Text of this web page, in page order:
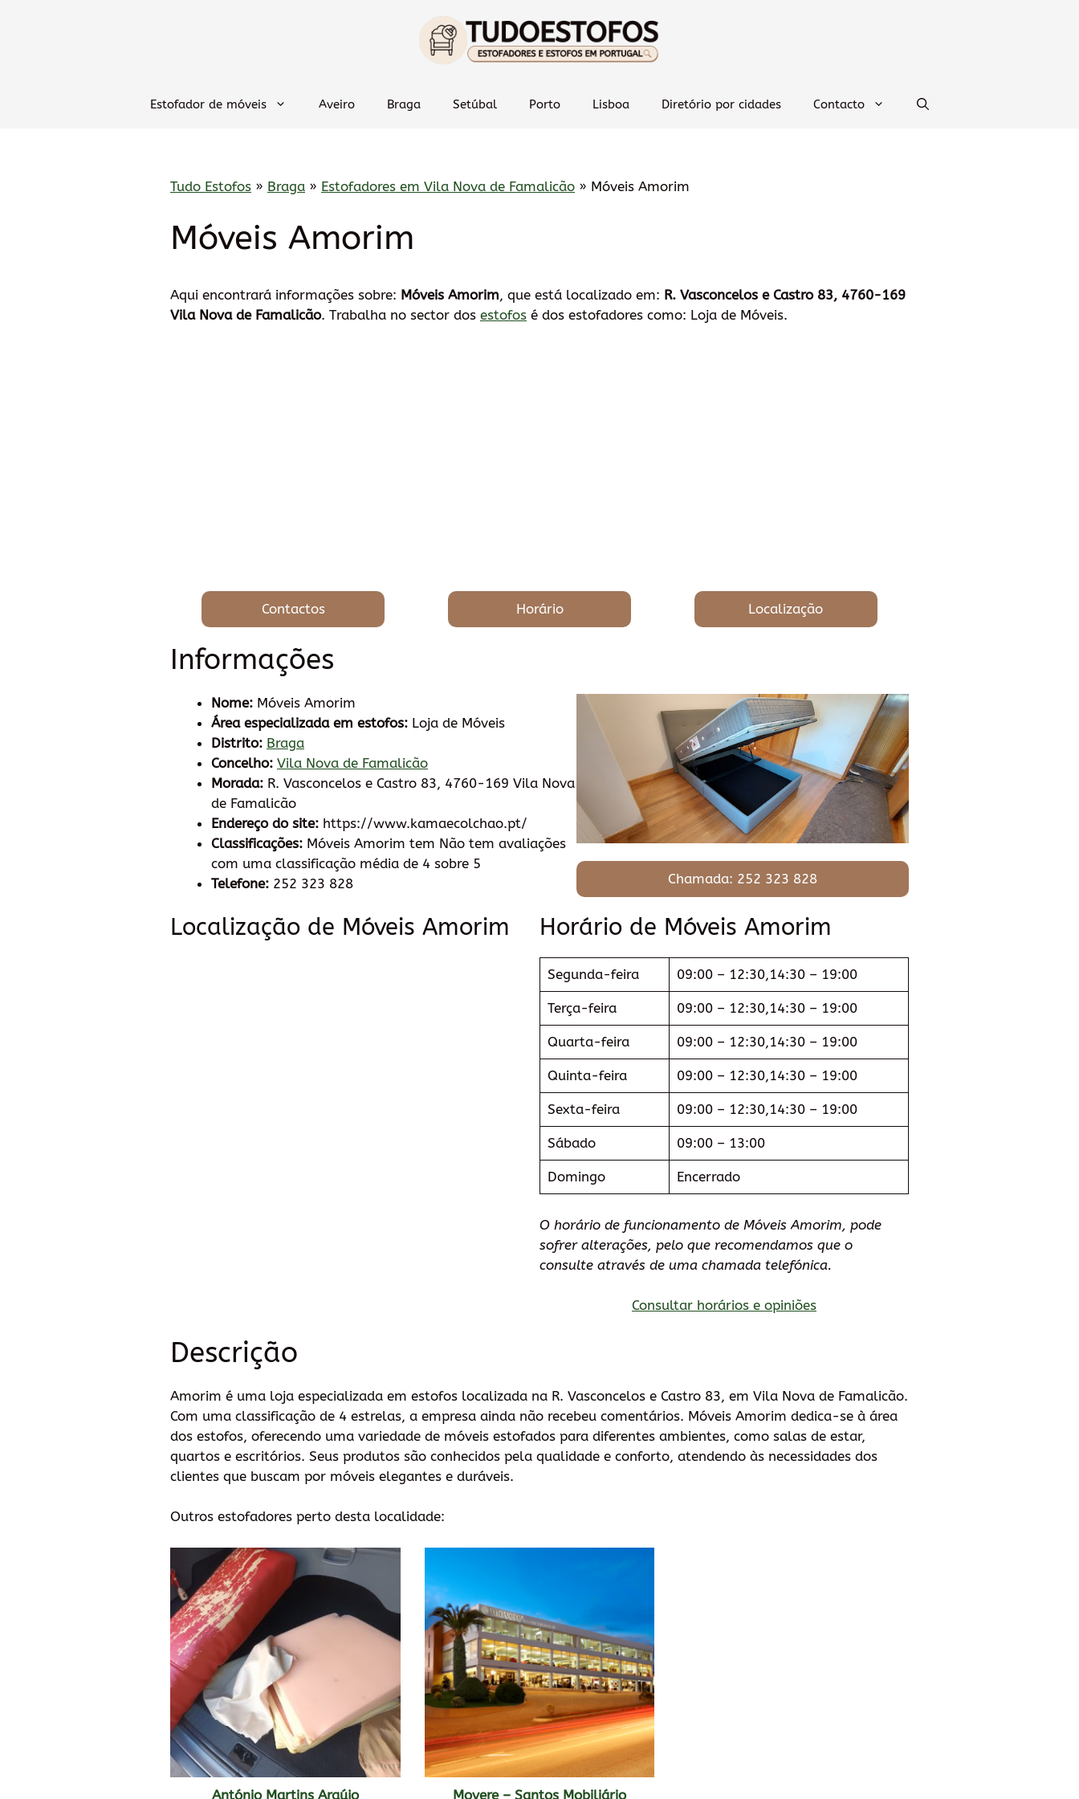
Estofador de móveis Aveiro Braga Setúbal Porto Lisboa Diretório por cidades Contacto
Tudo Estofos » Braga » Estofadores em Vila Nova de Famalicão » Móveis Amorim
Móveis Amorim
Aqui encontrará informações sobre: Móveis Amorim, que está localizado em: R. Vasconcelos e Castro 83, 4760-169
Vila Nova de Famalicão. Trabalha no sector dos estofos é dos estofadores como: Loja de Móveis.
Contactos Horário Localização
Informações
Nome: Móveis Amorim
Área especializada em estofos: Loja de Móveis
Distrito: Braga
Concelho: Vila Nova de Famalicão
Morada: R. Vasconcelos e Castro 83, 4760-169 Vila Nova
de Famalicão
Endereço do site: https://www.kamaecolchao.pt/
Classificações: Móveis Amorim tem Não tem avaliações
com uma classificação média de 4 sobre 5
Telefone: 252 323 828 Chamada: 252 323 828
Localização de Móveis Amorim Horário de Móveis Amorim
Segunda-feira 09:00 – 12:30,14:30 – 19:00
Terça-feira 09:00 – 12:30,14:30 – 19:00
Quarta-feira 09:00 – 12:30,14:30 – 19:00
Quinta-feira 09:00 – 12:30,14:30 – 19:00
Sexta-feira 09:00 – 12:30,14:30 – 19:00
Sábado 09:00 – 13:00
Domingo Encerrado
O horário de funcionamento de Móveis Amorim, pode
sofrer alterações, pelo que recomendamos que o
consulte através de uma chamada telefónica.
Consultar horários e opiniões
Descrição
Amorim é uma loja especializada em estofos localizada na R. Vasconcelos e Castro 83, em Vila Nova de Famalicão.
Com uma classificação de 4 estrelas, a empresa ainda não recebeu comentários. Móveis Amorim dedica-se à área
dos estofos, oferecendo uma variedade de móveis estofados para diferentes ambientes, como salas de estar,
quartos e escritórios. Seus produtos são conhecidos pela qualidade e conforto, atendendo às necessidades dos
clientes que buscam por móveis elegantes e duráveis.
Outros estofadores perto desta localidade:
António Martins Araújo Movere – Santos Mobiliário